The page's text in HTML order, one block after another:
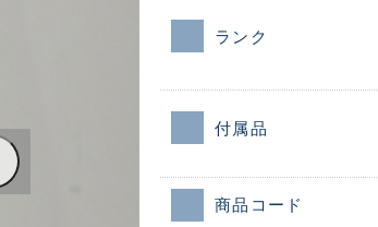
ランク
付属品
商品コード